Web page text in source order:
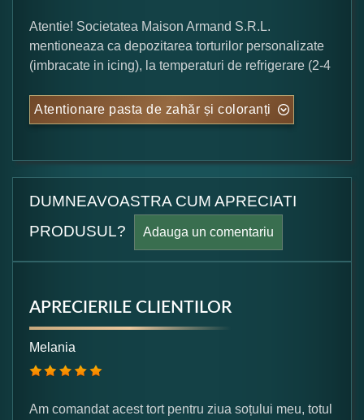
Atentie! Societatea Maison Armand S.R.L.
mentioneaza ca depozitarea torturilor personalizate
(imbracate in icing), la temperaturi de refrigerare (2-4
Atentionare pasta de zahăr și coloranți
DUMNEAVOASTRA CUM APRECIATI
PRODUSUL?
Adauga un comentariu
Numele dumneavoastra:
APRECIERILE CLIENTILOR
Melania
Am comandat acest tort pentru ziua soțului meu, totul